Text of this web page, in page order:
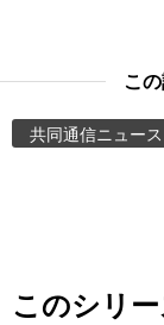
お知らせ
こ
共同通信ニュース
このシリ